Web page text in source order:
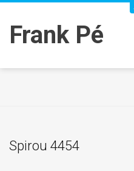
Frank Pé
Spirou 4454